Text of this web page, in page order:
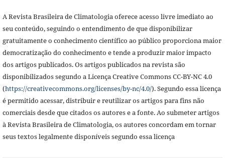
A Revista Brasileira de Climatologia oferece acesso livre imediato ao
seu conteúdo, seguindo o entendimento de que disponibilizar
gratuitamente o conhecimento científico ao público proporciona maior
democratização do conhecimento e tende a produzir maior impacto
dos artigos publicados. Os artigos publicados na revista são
disponibilizados segundo a Licença Creative Commons CC-BY-NC 4.0
(https://creativecommons.org/licenses/by-nc/4.0/). Segundo essa licença
é permitido acessar, distribuir e reutilizar os artigos para fins não
comerciais desde que citados os autores e a fonte. Ao submeter artigos
à Revista Brasileira de Climatologia,os autores concordam em tornar
seus textos legalmente disponíveis segundo essa licença